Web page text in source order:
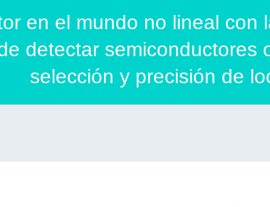
en el mundo no lineal con
detectar semiconductores
selección y precisión de